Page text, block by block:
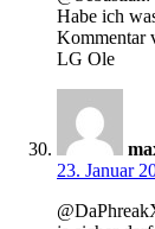
Habe ich
Kommentar
LG Ole
23. Januar